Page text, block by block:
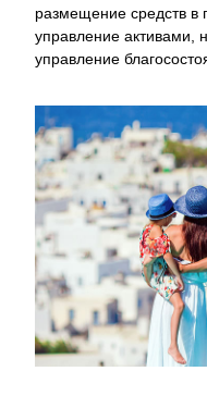
размещение средств в
управление активами,
управление